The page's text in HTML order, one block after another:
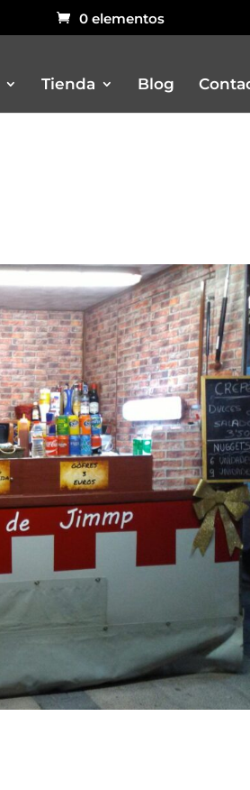
0 elementos
Tienda
Otros remolques venta
Pizzerias
Rustidores, pizzerias, barbacoas,
Vitrinas
Blog